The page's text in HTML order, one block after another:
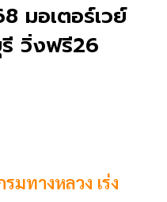
มอเตอร์เวย์
วิ่งฟรี26
มทางหลวง เร่ง